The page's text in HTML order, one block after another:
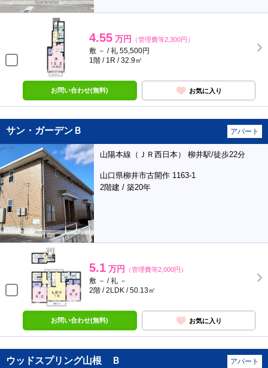
4.55 万円 （管理費等2,300円）
敷 － / 礼 55,500円
1階 / 1R / 32.9㎡
お問い合わせ(無料) お気に入り
サン・ガーデンＢ アパート
山陽本線（ＪＲ西日本） 柳井駅/徒歩22分
山口県柳井市古開作 1163-1
2階建 / 築20年
5.1 万円 （管理費等2,000円）
敷 － / 礼 －
2階 / 2LDK / 50.13㎡
お問い合わせ(無料) お気に入り
ウッドスプリング山根 Ｂ アパート